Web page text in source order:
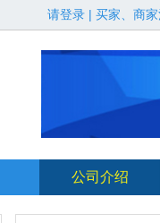
请登录 | 买家、商
公司介绍